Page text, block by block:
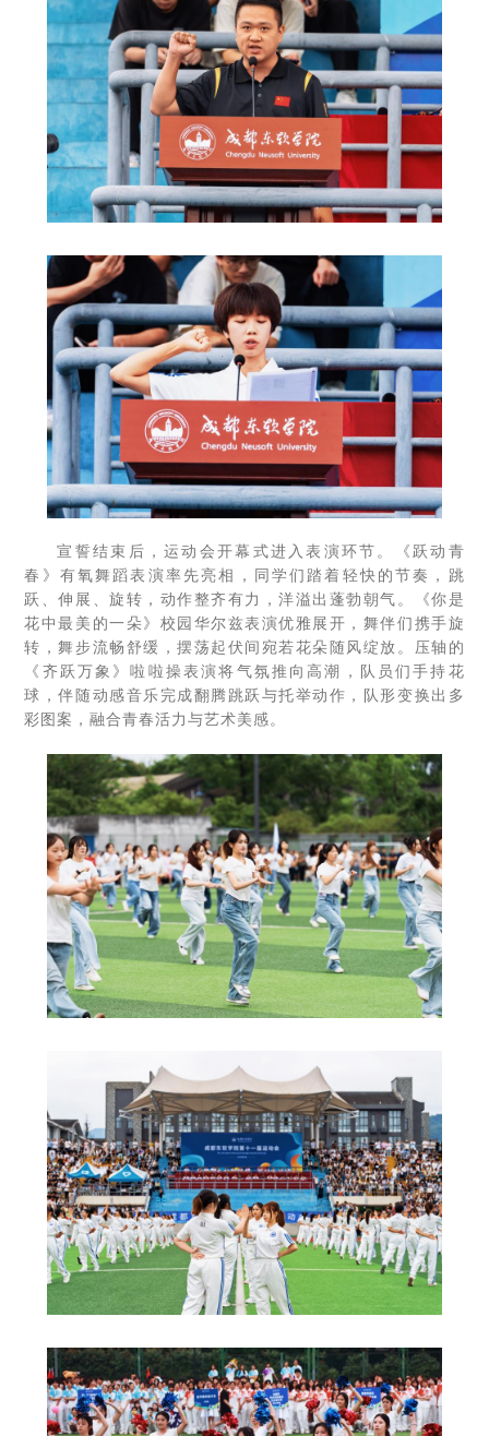
宣誓结束后，运动会开幕式进入表演环节。《跃动青
春》有氧舞蹈表演率先亮相，同学们踏着轻快的节奏，跳
跃、伸展、旋转，动作整齐有力，洋溢出蓬勃朝气。《你是
花中最美的一朵》校园华尔兹表演优雅展开，舞伴们携手旋
转，舞步流畅舒缓，摆荡起伏间宛若花朵随风绽放。压轴的
《齐跃万象》啦啦操表演将气氛推向高潮，队员们手持花
球，伴随动感音乐完成翻腾跳跃与托举动作，队形变换出多
彩图案，融合青春活力与艺术美感。